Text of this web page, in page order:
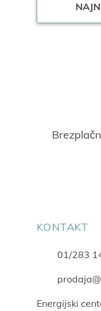
KONTAKT
01/283
Energijski